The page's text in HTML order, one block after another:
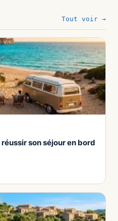
Tout voir →
son séjour en bord